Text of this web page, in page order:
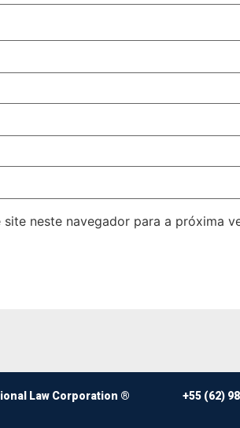
site neste navegador para a próxima
Law Corporation ® +55 (62)